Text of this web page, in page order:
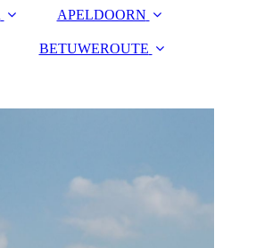
APELDOORN
BETUWEROUTE